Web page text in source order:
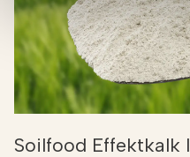
Soilfood Effektkalk I